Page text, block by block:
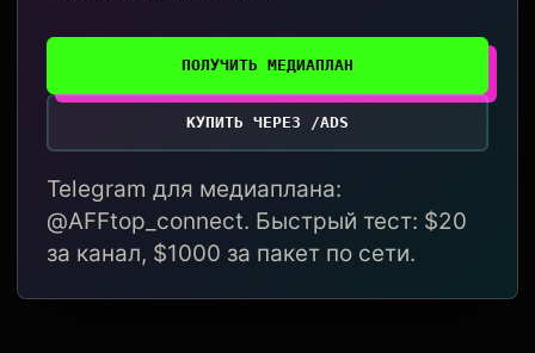
ПОЛУЧИТЬ МЕДИАПЛАН
КУПИТЬ ЧЕРЕЗ /ADS
Telegram для медиаплана:
@AFFtop_connect. Быстрый тест: $20
за канал, $1000 за пакет по сети.